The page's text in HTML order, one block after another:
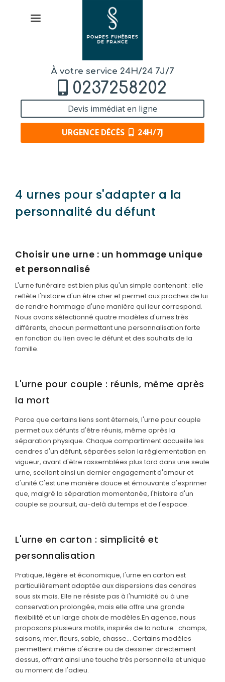
À votre service 24H/24 7J/7
0237258202
Devis immédiat en ligne
URGENCE DÉCÈS 24H/7J
ORGANISER DES OBSÈQUES
Avis de décès et Démarches en Eure-et-Loir (28)
Crémation - incinération sur Chartres et son
Enterrement - Inhumation a Lucé et en Eure-et-Loir
Entretien de sépulture
Foire aux questions – Obsèques a Le Coudray et en
Nos cercueils
Nos fleurs naturelles
Nos monuments
Nos urnes funéraires
Rapatriement
Services aux familles
Textes et Conseils pour Cérémonies d'Obsèques
NOTRE AGENCE
ESPACE FAMILLE
4 urnes pour s'adapter a la
personnalité du défunt
Choisir une urne : un hommage unique
et personnalisé
L'urne funéraire est bien plus qu'un simple contenant : elle
reflète l'histoire d'un être cher et permet aux proches de lui
de rendre hommage d'une manière qui leur correspond.
Nous avons sélectionné quatre modèles d'urnes très
différents, chacun permettant une personnalisation forte
en fonction du lien avec le défunt et des souhaits de la
famille.
L'urne pour couple : réunis, même après
la mort
Parce que certains liens sont éternels, l'urne pour couple
permet aux défunts d'être réunis, même après la
séparation physique. Chaque compartiment accueille les
cendres d'un défunt, séparées selon la réglementation en
vigueur, avant d'être rassemblées plus tard dans une seule
urne, scellant ainsi un dernier engagement d'amour et
d'unité.C'est une manière douce et émouvante d'exprimer
que, malgré la séparation momentanée, l'histoire d'un
couple se poursuit, au-delà du temps et de l'espace.
L'urne en carton : simplicité et
personnalisation
Pratique, légère et économique, l'urne en carton est
particulièrement adaptée aux dispersions des cendres
sous six mois. Elle ne résiste pas à l'humidité ou à une
conservation prolongée, mais elle offre une grande
flexibilité et un large choix de modèles.En agence, nous
proposons plusieurs motifs, inspirés de la nature : champs,
saisons, mer, fleurs, sable, chasse… Certains modèles
permettent même d'écrire ou de dessiner directement
dessus, offrant ainsi une touche très personnelle et unique
au moment de l'adieu.